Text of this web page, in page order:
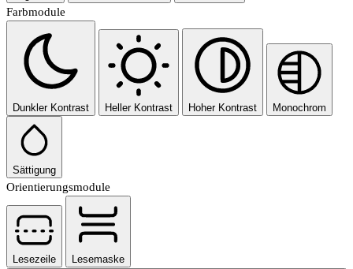
Farbmodule
Dunkler Kontrast Heller Kontrast Hoher Kontrast Monochrom
Sättigung
Orientierungsmodule
Lesezeile
Lesemaske